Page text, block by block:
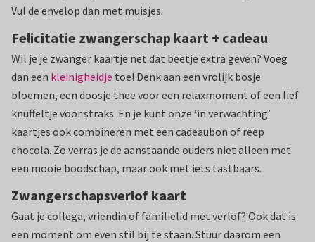
Vul de envelop dan met muisjes.
Felicitatie zwangerschap kaart + cadeau
Wil je je zwanger kaartje net dat beetje extra geven? Voeg
dan een kleinigheidje toe! Denk aan een vrolijk bosje
bloemen, een doosje thee voor een relaxmoment of een lief
knuffeltje voor straks. En je kunt onze ‘in verwachting’
kaartjes ook combineren met een cadeaubon of reep
chocola. Zo verras je de aanstaande ouders niet alleen met
een mooie boodschap, maar ook met iets tastbaars.
Zwangerschapsverlof kaart
Gaat je collega, vriendin of familielid met verlof? Ook dat is
een moment om even stil bij te staan. Stuur daarom een